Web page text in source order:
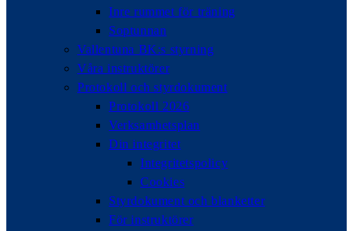
Inre rummet för träning
Soptunnan
Vallentuna BK:s styrning
Våra instruktörer
Protokoll och styrdokument
Protokoll 2026
Verksamhetsplan
Din integritet
Integritetspolicy
Cookies
Styrdokument och blanketter
För instruktörer